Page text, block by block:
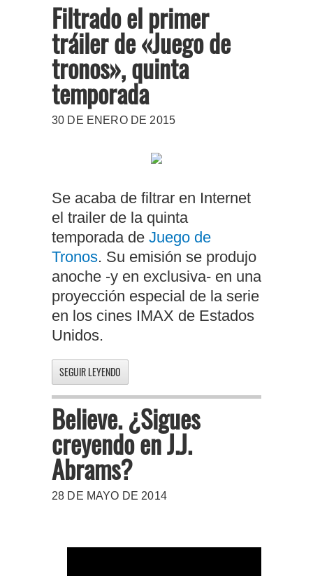
Filtrado el primer
tráiler de «Juego de
tronos», quinta
temporada
30 DE ENERO DE 2015
Se acaba de filtrar en Internet
el trailer de la quinta
temporada de Juego de
Tronos. Su emisión se produjo
anoche -y en exclusiva- en una
proyección especial de la serie
en los cines IMAX de Estados
Unidos.
SEGUIR LEYENDO
Believe. ¿Sigues
creyendo en J.J.
Abrams?
28 DE MAYO DE 2014